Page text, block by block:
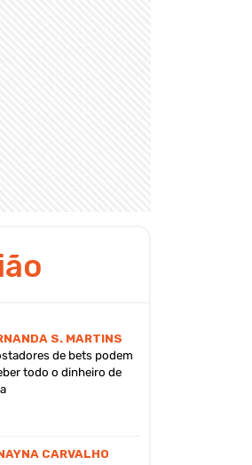
S. MARTINS
de bets podem
todo o dinheiro de
CARVALHO